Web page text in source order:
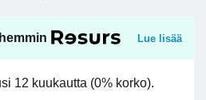
Lue lisää
12 kuukautta (0% korko).